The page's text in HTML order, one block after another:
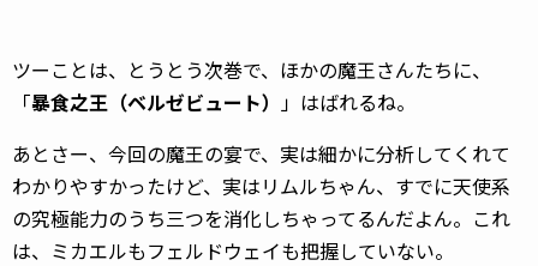
ツーことは、とうとう次巻で、ほかの魔王さんたちに、
「暴食之王（ベルゼビュート） 」はばれるね。
あとさー、今回の魔王の宴で、実は細かに分析してくれて
わかりやすかったけど、実はリムルちゃん、すでに天使系
の究極能力のうち三つを消化しちゃってるんだよん。これ
は、ミカエルもフェルドウェイも把握していない。